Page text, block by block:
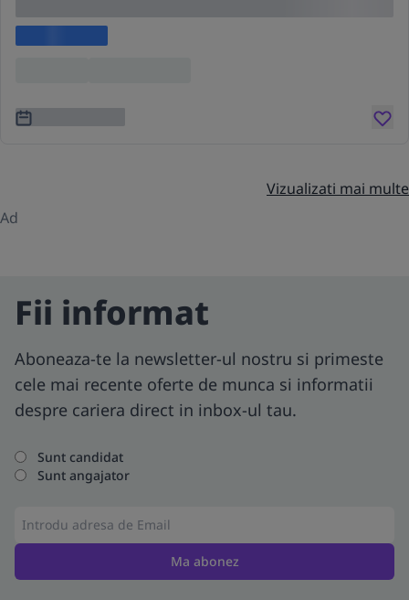
Vizualizati mai multe
Ad
Fii informat
Aboneaza-te la newsletter-ul nostru si primeste
cele mai recente oferte de munca si informatii
despre cariera direct in inbox-ul tau.
Sunt candidat
Sunt angajator
Ma abonez